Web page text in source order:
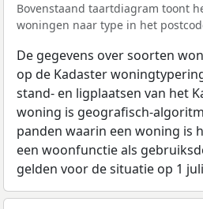
Bovenstaand taartdiagram toont
woningen naar type in het
De gegevens over soorten
op de Kadaster
stand- en ligplaatsen van het
woning is geografisch-
panden waarin een woning is
een woonfunctie als
gelden voor de situatie op 1